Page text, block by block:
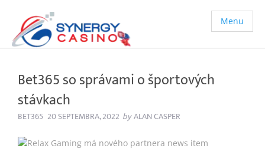
Menu
Bet365 so správami o športových
stávkach
BET365 20 SEPTEMBRA, 2022 byALAN CASPER